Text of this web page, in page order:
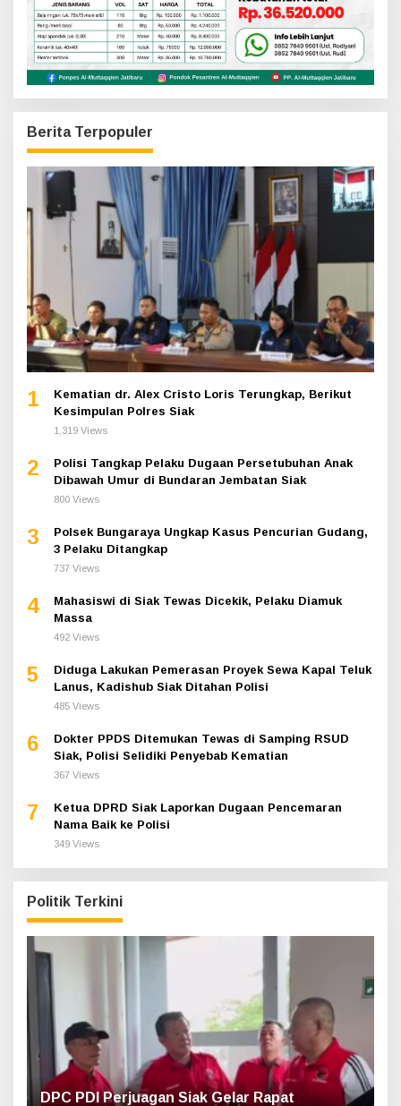
Berita Terpopuler
1
Kematian dr. Alex Cristo Loris Terungkap, Berikut
Kesimpulan Polres Siak
1,319 Views
2
Polisi Tangkap Pelaku Dugaan Persetubuhan Anak
Dibawah Umur di Bundaran Jembatan Siak
800 Views
3
Polsek Bungaraya Ungkap Kasus Pencurian Gudang,
3 Pelaku Ditangkap
737 Views
4
Mahasiswi di Siak Tewas Dicekik, Pelaku Diamuk
Massa
492 Views
5
Diduga Lakukan Pemerasan Proyek Sewa Kapal Teluk
Lanus, Kadishub Siak Ditahan Polisi
485 Views
6
Dokter PPDS Ditemukan Tewas di Samping RSUD
Siak, Polisi Selidiki Penyebab Kematian
367 Views
7
Ketua DPRD Siak Laporkan Dugaan Pencemaran
Nama Baik ke Polisi
349 Views
Politik Terkini
DPC PDI Perjuagan Siak Gelar Rapat